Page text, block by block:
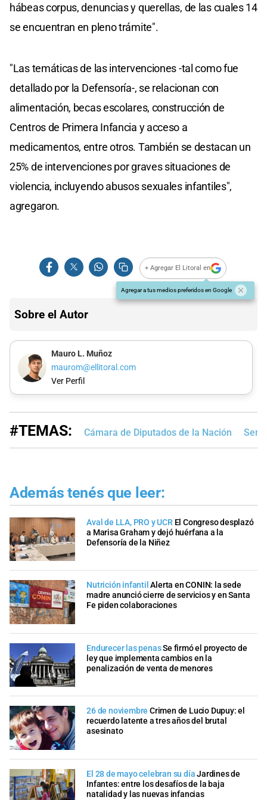
hábeas corpus, denuncias y querellas, de las cuales 14
se encuentran en pleno trámite".
"Las temáticas de las intervenciones -tal como fue
detallado por la Defensoría-, se relacionan con
alimentación, becas escolares, construcción de
Centros de Primera Infancia y acceso a
medicamentos, entre otros. También se destacan un
25% de intervenciones por graves situaciones de
violencia, incluyendo abusos sexuales infantiles",
agregaron.
+ Agregar El Litoral en
Agregar a tus medios preferidos en Google
Sobre el Autor
Mauro L. Muñoz
maurom@ellitoral.com
Ver Perfil
#TEMAS: Cámara de Diputados de la Nación
Además tenés que leer:
Aval de LLA, PRO y UCR El Congreso desplazó
a Marisa Graham y dejó huérfana a la
Defensoría de la Niñez
Nutrición infantil Alerta en CONIN: la sede
madre anunció cierre de servicios y en Santa
Fe piden colaboraciones
Endurecer las penasSe firmó el proyecto de
ley que implementa cambios en la
penalización de venta de menores
26 de noviembre Crimen de Lucio Dupuy: el
recuerdo latente a tres años del brutal
asesinato
El 28 de mayo celebran su díaJardines de
Infantes: entre los desafíos de la baja
natalidad y las nuevas infancias